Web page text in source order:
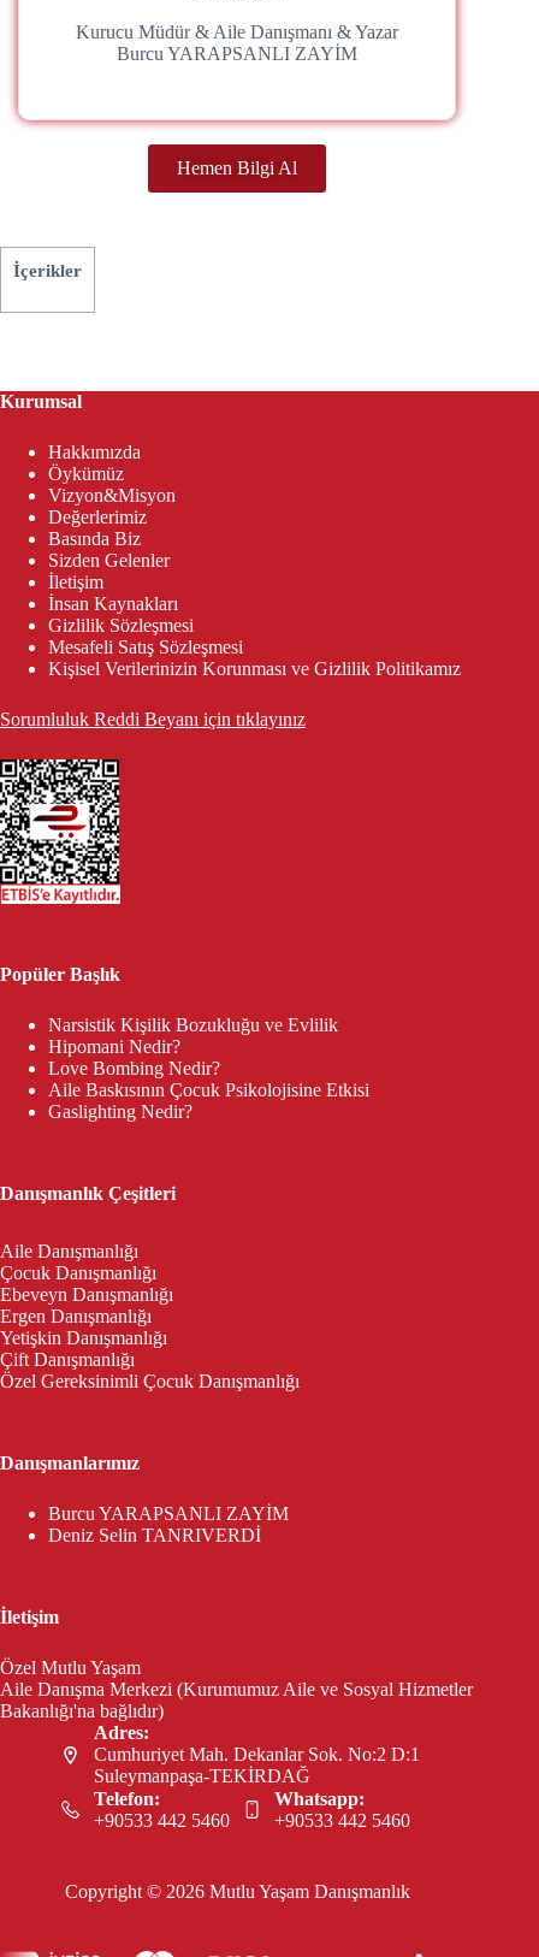
Kurucu Müdür & Aile Danışmanı & Yazar
Burcu YARAPSANLI ZAYİM
Hemen Bilgi Al
İçerikler
Kurumsal
Hakkımızda
Öykümüz
Vizyon&Misyon
Değerlerimiz
Basında Biz
Sizden Gelenler
İletişim
İnsan Kaynakları
Gizlilik Sözleşmesi
Mesafeli Satış Sözleşmesi
Kişisel Verilerinizin Korunması ve Gizlilik Politikamız
Sorumluluk Reddi Beyanı için tıklayınız
Popüler Başlık
Narsistik Kişilik Bozukluğu ve Evlilik
Hipomani Nedir?
Love Bombing Nedir?
Aile Baskısının Çocuk Psikolojisine Etkisi
Gaslighting Nedir?
Danışmanlık Çeşitleri
Aile Danışmanlığı
Çocuk Danışmanlığı
Ebeveyn Danışmanlığı
Ergen Danışmanlığı
Yetişkin Danışmanlığı
Çift Danışmanlığı
Özel Gereksinimli Çocuk Danışmanlığı
Danışmanlarımız
Burcu YARAPSANLI ZAYİM
Deniz Selin TANRIVERDİ
İletişim
Özel Mutlu Yaşam
Aile Danışma Merkezi (Kurumumuz Aile ve Sosyal Hizmetler
Bakanlığı'na bağlıdır)
Adres:
Cumhuriyet Mah. Dekanlar Sok. No:2 D:1
Suleymanpaşa-TEKİRDAĞ
Telefon:
+90533 442 5460
Whatsapp:
+90533 442 5460
Copyright © 2026 Mutlu Yaşam Danışmanlık